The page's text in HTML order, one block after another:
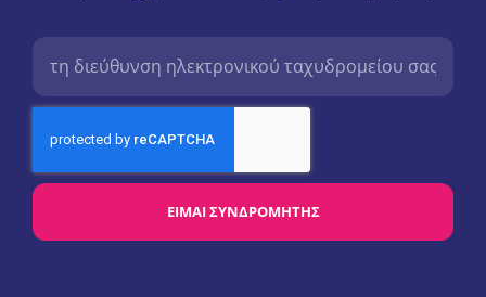
ΕΊΜΑΙ ΣΥΝΔΡΟΜΗΤΉΣ